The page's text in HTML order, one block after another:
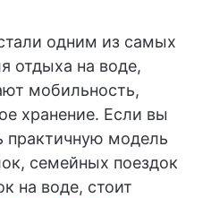
одним из самых
отдыха на воде,
мобильность,
хранение. Если вы
практичную модель
семейных поездок
на воде, стоит